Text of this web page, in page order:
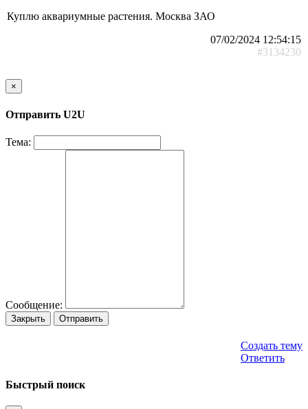
Куплю аквариумные растения. Москва ЗАО
07/02/2024 12:54:15
#3134230
×
Отправить U2U
Тема:
Сообщение:
Закрыть Отправить
Создать тему
Ответить
Быстрый поиск